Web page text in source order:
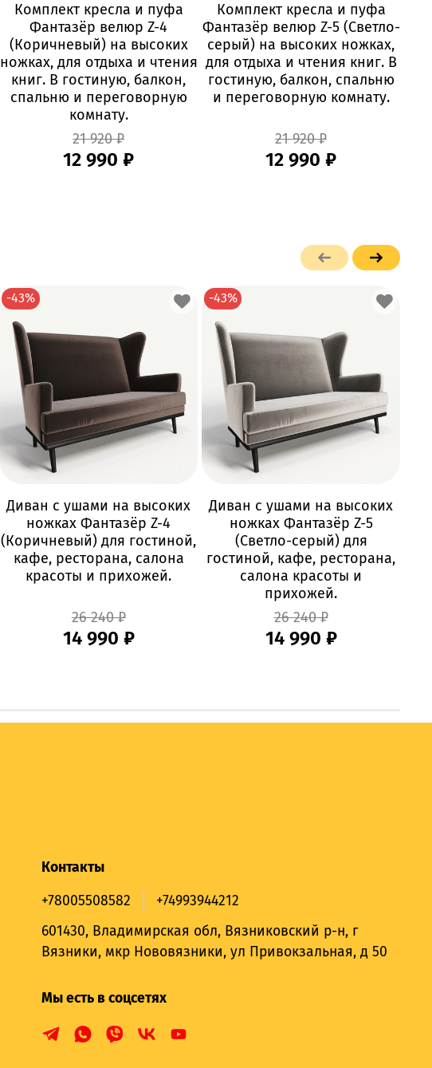
Комплект кресла и пуфа
Фантазёр велюр Z-4
(Коричневый) на высоких
ножках, для отдыха и чтения
книг. В гостиную, балкон,
спальню и переговорную
комнату.
21 920 ₽
12 990 ₽
Комплект кресла и пуфа
Фантазёр велюр Z-5 (Светло-
серый) на высоких ножках,
для отдыха и чтения книг. В
гостиную, балкон, спальню
и переговорную комнату.
21 920 ₽
12 990 ₽
-43%
Диван с ушами на высоких
ножках Фантазёр Z-4
(Коричневый) для гостиной,
кафе, ресторана, салона
красоты и прихожей.
26 240 ₽
14 990 ₽
-43%
Диван с ушами на высоких
ножках Фантазёр Z-5
(Светло-серый) для
гостиной, кафе, ресторана,
салона красоты и
прихожей.
26 240 ₽
14 990 ₽
Контакты
+78005508582
+74993944212
601430, Владимирская обл, Вязниковский р-н, г
Вязники, мкр Нововязники, ул Привокзальная, д 50
Мы есть в соцсетях